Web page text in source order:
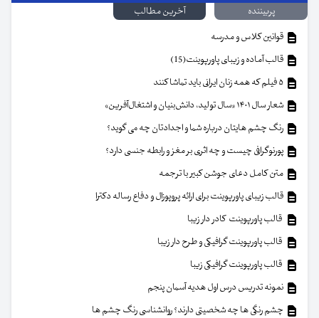
پربیننده
آخرین مطالب
قوانین کلاس و مدرسه
قالب آماده و زیبای پاورپوینت(15)
شعار سال ۱۴۰۱ «سال تولید، دانش‌بنیان و اشتغال‌آفرین»
رنگ چشم هایتان درباره شما و اجدادتان چه می گوید؟
پورنوگرافی چیست و چه اثری بر مغز و رابطه جنسی دارد؟
متن کامل دعای جوشن کبیر با ترجمه
قالب زیبای پاورپوینت برای ارائه پروپوزال و دفاع رساله دکترا
قالب پاورپوینت کادر دار زیبا
قالب پاورپوینت گرافیکی و طرح دار زیبا
قالب پاورپوینت گرافیکی زیبا
نمونه تدریس درس اول هدیه آسمان پنجم
چشم رنگی ها چه شخصیتی دارند؟ روانشناسی رنگ چشم ها